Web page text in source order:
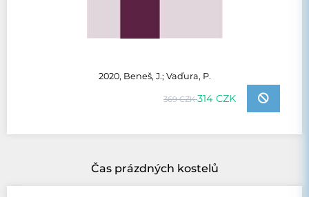
2020, Beneš, J.; Vaďura, P.
369 CZK314 CZK
Čas prázdných kostelů